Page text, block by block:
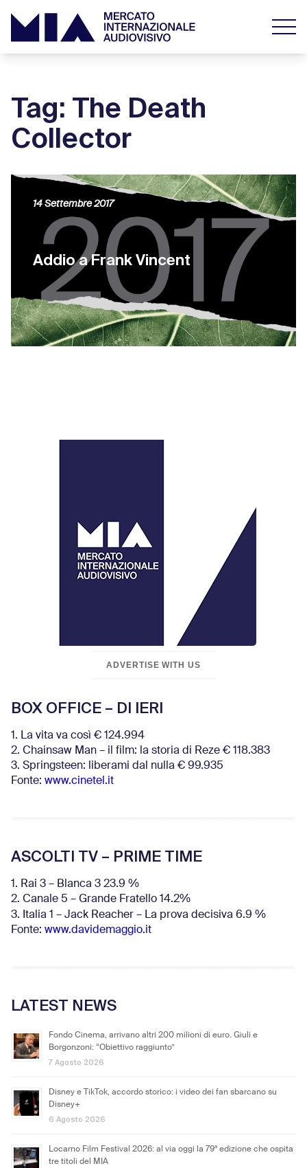
Tag: The Death
Collector
Addio a Frank Vincent
14 Settembre 2017
ADVERTISE WITH US
BOX OFFICE – DI IERI
1. La vita va così € 124.994
2. Chainsaw Man – il film: la storia di Reze € 118.383
3. Springsteen: liberami dal nulla € 99.935
Fonte: www.cinetel.it
ASCOLTI TV – PRIME TIME
1. Rai 3 – Blanca 3 23.9 %
2. Canale 5 – Grande Fratello 14.2%
3. Italia 1 – Jack Reacher – La prova decisiva 6.9 %
Fonte: www.davidemaggio.it
LATEST NEWS
Fondo Cinema, arrivano altri 200 milioni di euro. Giuli e
Borgonzoni: “Obiettivo raggiunto”
7 Agosto 2026
Disney e TikTok, accordo storico: i video dei fan sbarcano su
Disney+
6 Agosto 2026
Locarno Film Festival 2026: al via oggi la 79ª edizione che ospita
tre titoli del MIA